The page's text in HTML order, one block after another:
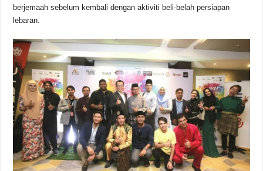
berjemaah sebelum kembali dengan aktiviti beli-belah persiapan
lebaran.